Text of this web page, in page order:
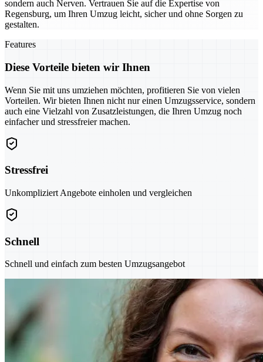
sondern auch Nerven. Vertrauen Sie auf die Expertise von
Regensburg, um Ihren Umzug leicht, sicher und ohne Sorgen zu
gestalten.
Features
Diese Vorteile bieten wir Ihnen
Wenn Sie mit uns umziehen möchten, profitieren Sie von vielen
Vorteilen. Wir bieten Ihnen nicht nur einen Umzugsservice, sondern
auch eine Vielzahl von Zusatzleistungen, die Ihren Umzug noch
einfacher und stressfreier machen.
Stressfrei
Unkompliziert Angebote einholen und vergleichen
Schnell
Schnell und einfach zum besten Umzugsangebot